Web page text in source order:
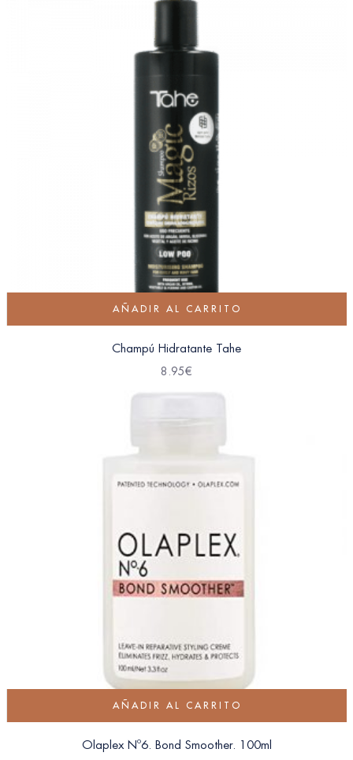
AÑADIR AL CARRITO
Champú Hidratante Tahe
8.95€
AÑADIR AL CARRITO
Olaplex Nº6. Bond Smoother. 100ml